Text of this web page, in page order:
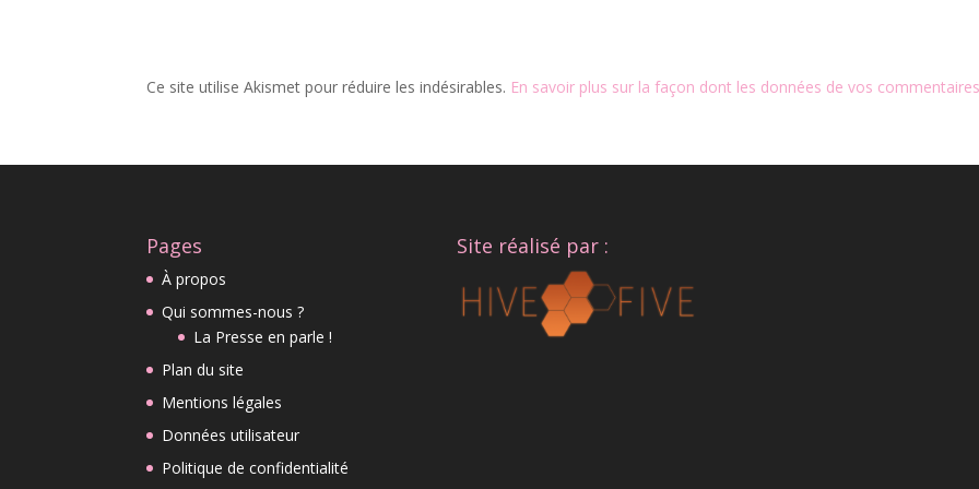
Ce site utilise Akismet pour réduire les indésirables. En savoir plus sur la façon dont les données de vos
Pages
À propos
Qui sommes-nous ?
La Presse en parle !
Plan du site
Mentions légales
Données utilisateur
Politique de confidentialité
Site réalisé par :